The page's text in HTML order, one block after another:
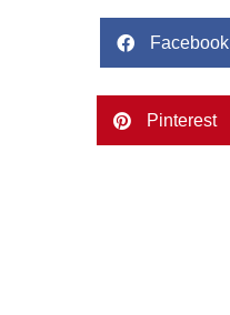
Facebook
Pinterest